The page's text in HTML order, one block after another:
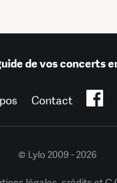
de vos concerts
Contact
© Lylo 2009 - 2026